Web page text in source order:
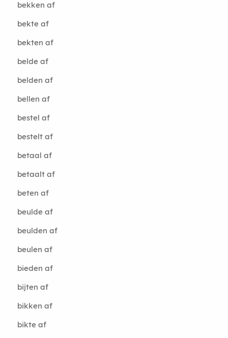
bekken af
bekte af
bekten af
belde af
belden af
bellen af
bestel af
bestelt af
betaal af
betaalt af
beten af
beulde af
beulden af
beulen af
bieden af
bijten af
bikken af
bikte af